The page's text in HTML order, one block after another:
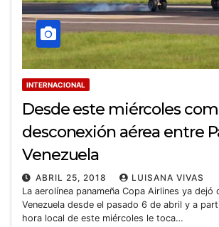
INTERNACIONAL
Desde este miércoles
desconexión aérea entre
Venezuela
ABRIL 25, 2018
LUISANA VIVAS
La aerolínea panameña Copa Airlines ya dejó
Venezuela desde el pasado 6 de abril y a
hora local de este miércoles le toca…